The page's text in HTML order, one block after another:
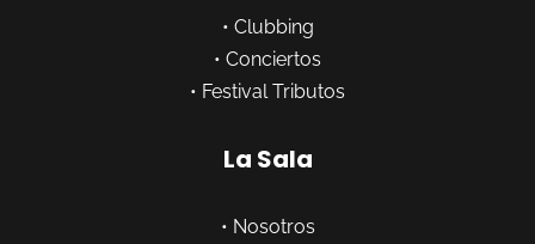
• Clubbing
• Conciertos
• Festival Tributos
La Sala
• Nosotros